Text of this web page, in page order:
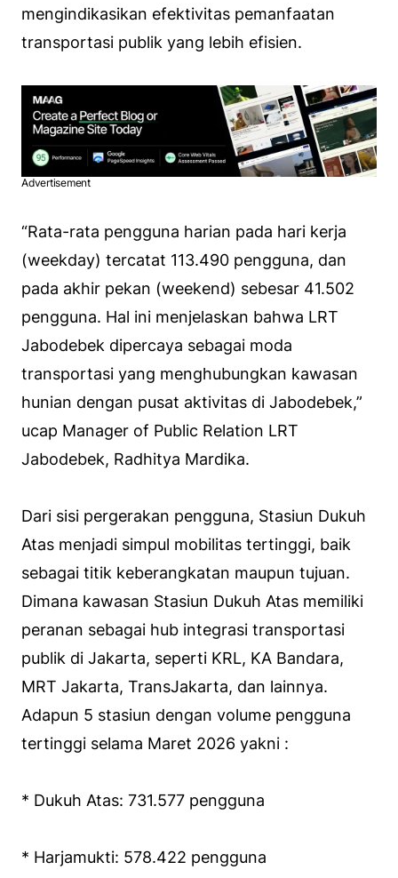
mengindikasikan efektivitas pemanfaatan
transportasi publik yang lebih efisien.
Advertisement
“Rata-rata pengguna harian pada hari kerja
(weekday) tercatat 113.490 pengguna, dan
pada akhir pekan (weekend) sebesar 41.502
pengguna. Hal ini menjelaskan bahwa LRT
Jabodebek dipercaya sebagai moda
transportasi yang menghubungkan kawasan
hunian dengan pusat aktivitas di Jabodebek,”
ucap Manager of Public Relation LRT
Jabodebek, Radhitya Mardika.
Dari sisi pergerakan pengguna, Stasiun Dukuh
Atas menjadi simpul mobilitas tertinggi, baik
sebagai titik keberangkatan maupun tujuan.
Dimana kawasan Stasiun Dukuh Atas memiliki
peranan sebagai hub integrasi transportasi
publik di Jakarta, seperti KRL, KA Bandara,
MRT Jakarta, TransJakarta, dan lainnya.
Adapun 5 stasiun dengan volume pengguna
tertinggi selama Maret 2026 yakni :
* Dukuh Atas: 731.577 pengguna
* Harjamukti: 578.422 pengguna